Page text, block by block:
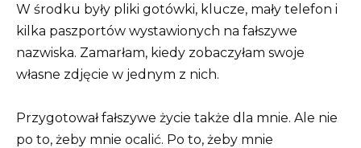
W środku były pliki gotówki, klucze, mały telefon i
kilka paszportów wystawionych na fałszywe
nazwiska. Zamarłam, kiedy zobaczyłam swoje
własne zdjęcie w jednym z nich.
Przygotował fałszywe życie także dla mnie. Ale nie
po to, żeby mnie ocalić. Po to, żeby mnie